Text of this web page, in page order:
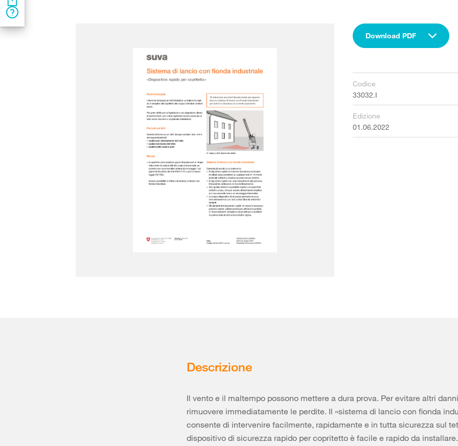
Download PDF
Codice
33032.I
Edizione
01.06.2022
Descrizione
Il vento e il maltempo possono mettere a dura prova. Per evitare altri
rimuovere immediatamente le perdite. Il «sistema di lancio con fionda
consente di intervenire facilmente, rapidamente e in tutta sicurezza sul
dispositivo di sicurezza rapido per copritetto è facile e rapido da installare.